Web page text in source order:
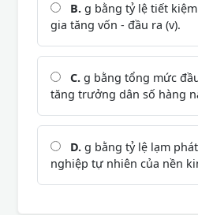
B. g bằng tỷ lệ tiết
gia tăng vốn - đầu ra (v).
C. g bằng tổng mức
tăng trưởng dân số hàng
D. g bằng tỷ lệ lạm
nghiệp tự nhiên của nền